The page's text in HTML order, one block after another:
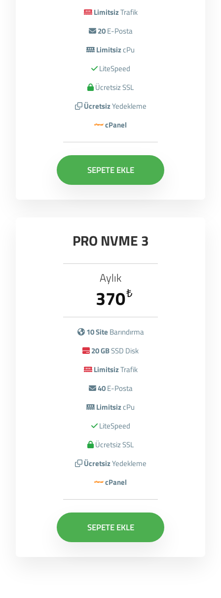
LimitsizTrafik
20E-Posta
LimitsizcPu
LiteSpeed
Ücretsiz SSL
ÜcretsizYedekleme
cPanel
SEPETE EKLE
PRO NVME 3
Aylık
₺
370
10 Site Barındırma
20 GBSSD Disk
LimitsizTrafik
40E-Posta
LimitsizcPu
LiteSpeed
Ücretsiz SSL
ÜcretsizYedekleme
cPanel
SEPETE EKLE